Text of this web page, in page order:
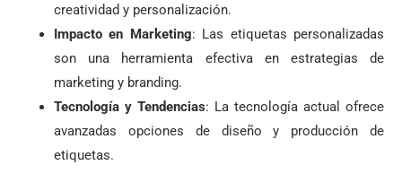
creatividad y personalización.
Impacto en Marketing: Las etiquetas personalizadas
son una herramienta efectiva en estrategias de
marketing y branding.
Tecnología y Tendencias: La tecnología actual ofrece
avanzadas opciones de diseño y producción de
etiquetas.